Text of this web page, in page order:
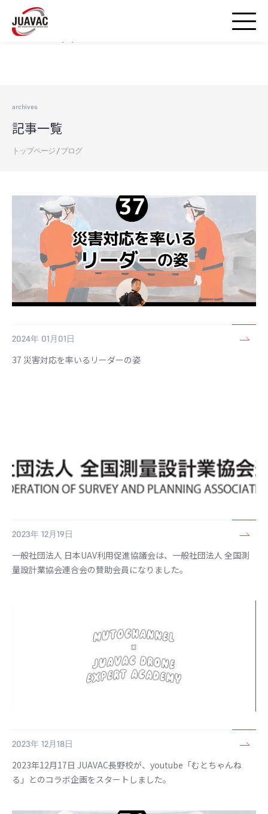
Warning: strpos() expects parameter 1 to be string, array given in
/home/airds/juavac-droneschool.jp/public_html/wp-
includes/blocks.php
archives
記事一覧
トップページ/ブログ
2024年 01月01日
37 災害対応を率いるリーダーの姿
2023年 12月19日
一般社団法人 日本UAV利用促進協議会は、一般社団法人 全国測
量設計業協会連合会の賛助会員になりました。
2023年 12月18日
2023年12月17日 JUAVAC長野校が、youtube「むとちゃんね
る」とのコラボ企画をスタートしました。